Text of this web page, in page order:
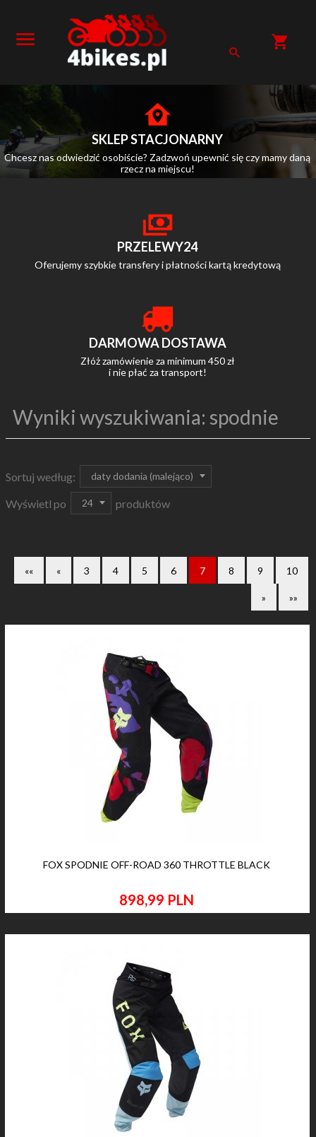
SKLEP STACJONARNY
Chcesz nas odwiedzić osobiście? Zadzwoń upewnić się czy mamy daną
rzecz na miejscu!
PRZELEWY24
Oferujemy szybkie transfery i płatności kartą kredytową
DARMOWA DOSTAWA
Złóż zamówienie za minimum 450 zł
i nie płać za transport!
Wyniki wyszukiwania: spodnie
Sortuj według: sortdaty dodania (malejąco)
Wyświetl po pop24 produktów
«« « 3 4 5 6 7 8 9 10
» »»
FOX SPODNIE OFF-ROAD 360 THROTTLE BLACK
898,99 PLN